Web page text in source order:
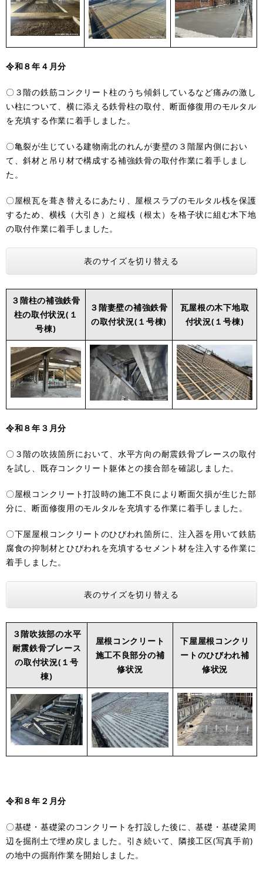
令和８年４月分
〇３階の鉄筋コンクリート柱のうち傾斜しているなど痛みの激し
い柱について、横に添える鉄骨柱の取付、断面修復用のモルタル
を充填する作業に着手しました。
〇亀裂が生じている建物南北のれんが妻壁の３階屋内側におい
て、斜材と吊り材で構成する補強鉄骨の取付作業に着手しまし
た。
〇屋根瓦を葺き替えるにあたり、屋根スラブのモルタル桟を保護
するため、横桟（大引き）と縦桟（根太）を格子状に組む木下地
の取付作業に着手しました。
表のサイズを切り替える
３階柱の補強鉄骨
柱の取付状況(１
号棟)
３階妻壁の補強鉄骨
の取付状況(１号棟)
瓦屋根の木下地取
付状況(１号棟)
令和８年３月分
〇３階の吹抜箇所において、水平方向の耐震鉄骨ブレースの取付
を試し、既存コンクリート躯体との接合部を確認しました。
〇屋根コンクリート打設時の施工不良により断面欠損が生じた部
分に、断面修復用のモルタルを充填する作業に着手しました。
〇下屋屋根コンクリートのひびわれ箇所に、注入器を用いて鉄筋
腐食の抑制材とひびわれを充填するセメント材を注入する作業に
着手しました。
表のサイズを切り替える
３階吹抜部の水平
耐震鉄骨ブレース
の取付状況(１号
棟)
屋根コンクリート
施工不良部分の補
修状況
下屋屋根コンクリ
ートのひびわれ補
修状況
令和８年２月分
〇基礎・基礎梁のコンクリートを打設した後に、基礎・基礎梁周
辺を掘削土で埋め戻しました。引き続いて、隣接工区(写真手前)
の地中の掘削作業を開始しました。